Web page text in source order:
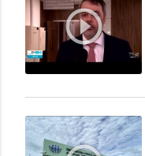
play_circle_outline